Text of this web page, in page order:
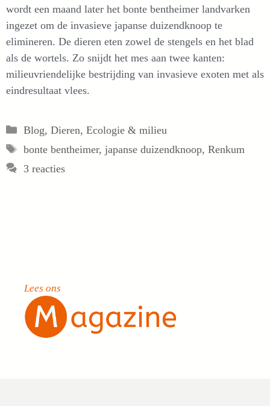
wordt een maand later het bonte bentheimer landvarken
ingezet om de invasieve japanse duizendknoop te
elimineren. De dieren eten zowel de stengels en het blad
als de wortels. Zo snijdt het mes aan twee kanten:
milieuvriendelijke bestrijding van invasieve exoten met als
eindresultaat vlees.
Categorieën
Blog, Dieren, Ecologie & milieu
Tags
bonte bentheimer, japanse duizendknoop, Renkum
3 reacties
Lees ons